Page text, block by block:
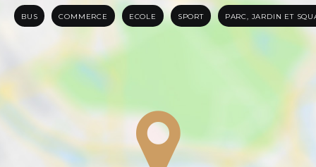
BUS COMMERCE ECOLE SPORT PARC, JARDIN ET